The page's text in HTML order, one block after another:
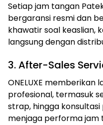
Setiap jam tangan Patek
bergaransi resmi dan
khawatir soal keaslian,
langsung dengan
3. After-Sales
ONELUXE memberikan
profesional, termasuk
strap, hingga
menjaga performa jam